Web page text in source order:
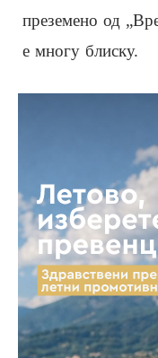
преземено од
е многу блиску.